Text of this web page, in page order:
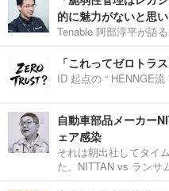
的に魅力がないと思
Tenable 阿部淳平が語
「これってゼロトラ
ID 起点の “ HENNGE
自動車部品メーカー
ェア感染
それは朝出社してタイ
た。NITTAN vs ランサ